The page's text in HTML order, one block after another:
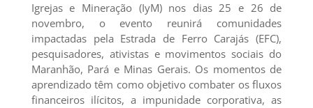
Igrejas e Mineração (IyM) nos dias 25 e 26 de
novembro, o evento reunirá comunidades
impactadas pela Estrada de Ferro Carajás (EFC),
pesquisadores, ativistas e movimentos sociais do
Maranhão, Pará e Minas Gerais. Os momentos de
aprendizado têm como objetivo combater os fluxos
financeiros ilícitos, a impunidade corporativa, as